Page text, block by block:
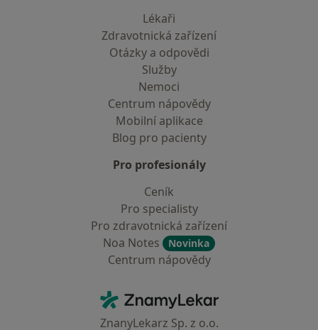
Lékaři
Zdravotnická zařízení
Otázky a odpovědi
Služby
Nemoci
Centrum nápovědy
Mobilní aplikace
Blog pro pacienty
Pro profesionály
Ceník
Pro specialisty
Pro zdravotnická zařízení
Noa Notes
Novinka
Centrum nápovědy
ZnamyLekar - Hlavní stránka
ZnanyLekarz Sp. z o.o.